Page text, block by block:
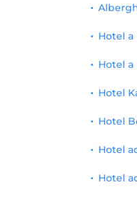
Hotel a
Hotel a
Hotel
Hotel
Hotel
Hotel